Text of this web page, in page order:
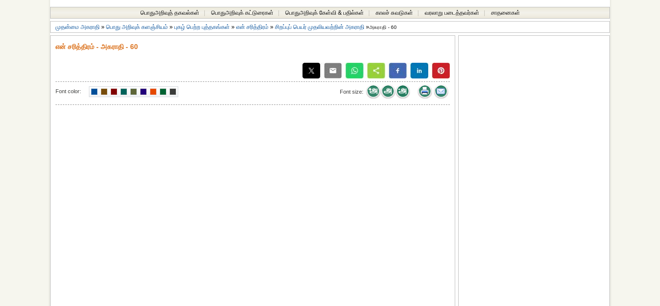
பொதுஅறிவுத் தகவல்கள் பொதுஅறிவுக் கட்டுரைகள் பொதுஅறிவுக் கேள்வி & பதில்கள் காலச் சுவடுகள் வரலாறு படைத்தவர்கள் சாதனைகள்‎
முதன்மை அகராதி » பொது அறிவுக் களஞ்சியம் » புகழ் பெற்ற புத்தகங்கள் » என் சரித்திரம் » சிறப்புப் பெயர் முதலியவற்றின் அகராதி »அகராதி - 60
என் சரித்திரம் - அகராதி - 60
Font color: Font size: